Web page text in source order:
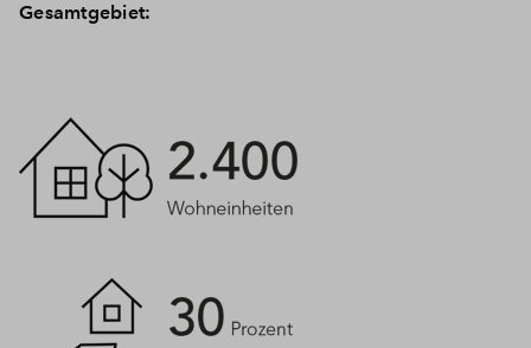
Gesamtgebiet: